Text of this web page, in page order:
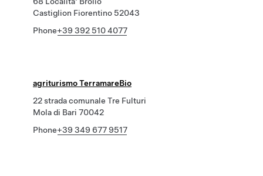
Castiglion Fiorentino 52043
Phone+39 392 510 4077
agriturismo TerramareBio
22 strada comunale Tre Fulturi
Mola di Bari 70042
Phone+39 349 677 9517